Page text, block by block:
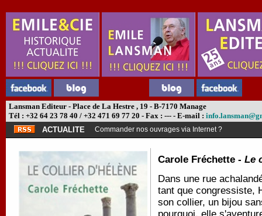
Lansman Editeur - Place de La Hestre , 19 - B-7170 Manage
Tél : +32 64 23 78 40 / +32 471 69 77 20 - Fax : --- - E-mail :
ACTUALITE
Commander nos ouvrages via Internet ?
Carole Fréchette - Le
Dans une rue
tant que congressiste,
son collier, un bijou